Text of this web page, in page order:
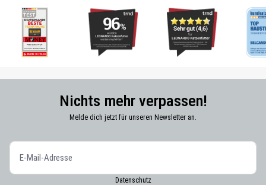
Nichts mehr verpassen!
Melde dich jetzt für unseren Newsletter an.
Datenschutz